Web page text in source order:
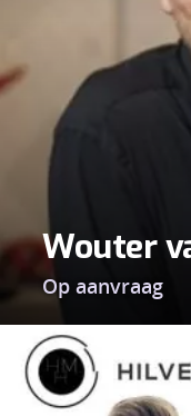
Wouter
Op aanvraag